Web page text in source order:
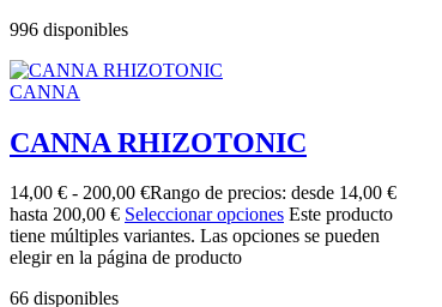
996 disponibles
CANNA
CANNA RHIZOTONIC
14,00 € - 200,00 €Rango de precios: desde 14,00 €
hasta 200,00 € Seleccionar opciones Este producto
tiene múltiples variantes. Las opciones se pueden
elegir en la página de producto
66 disponibles